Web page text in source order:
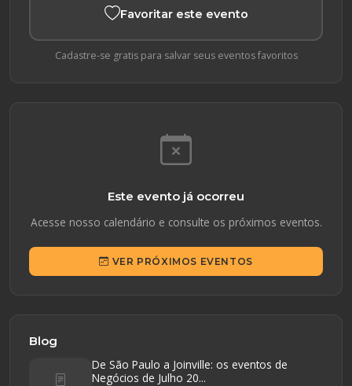
Favoritar este evento
Cadastre-se gratis para salvar seus eventos favoritos
Este evento já ocorreu
Acesse nosso calendário e consulte os próximos eventos.
VER PRÓXIMOS EVENTOS
Blog
De São Paulo a Joinville: os eventos de
Negócios de Julho 20...